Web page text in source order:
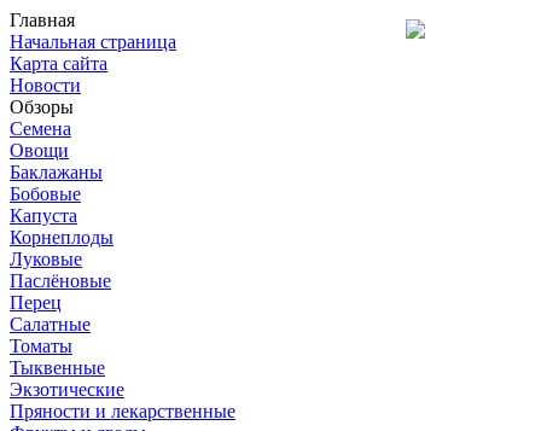
Главная
Начальная страница
Карта сайта
Новости
Обзоры
Семена
Овощи
Баклажаны
Бобовые
Капуста
Корнеплоды
Луковые
Паслёновые
Перец
Салатные
Томаты
Тыквенные
Экзотические
Пряности и лекарственные